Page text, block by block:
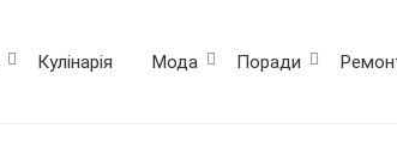
Кулінарія Мода Поради